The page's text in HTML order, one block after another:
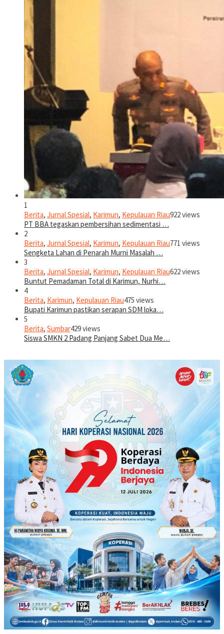
1
Berita, Jurnal Spesial, Karimun, Kepulauan Riau922 views
PT BBA tegaskan pembersihan sedimentasi …
2
Berita, Jurnal Spesial, Karimun, Kepulauan Riau771 views
Sengketa Lahan di Penarah Murni Masalah …
3
Berita, Jurnal Spesial, Karimun, Kepulauan Riau622 views
Buntut Pemadaman Total di Karimun, Nurhi…
4
Berita, Karimun, Kepulauan Riau475 views
Bupati Karimun pastikan serapan SDM loka…
5
Berita, Sumbar429 views
Siswa SMKN 2 Padang Panjang Sabet Dua Me…